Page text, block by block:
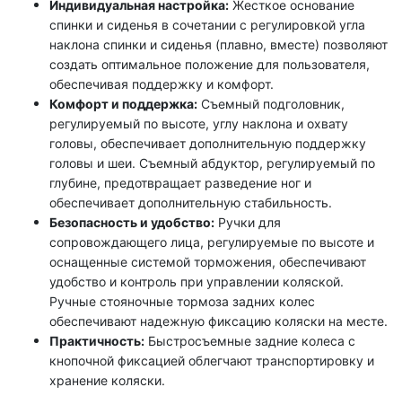
Индивидуальная настройка: Жесткое основание
спинки и сиденья в сочетании с регулировкой угла
наклона спинки и сиденья (плавно, вместе) позволяют
создать оптимальное положение для пользователя,
обеспечивая поддержку и комфорт.
Комфорт и поддержка: Съемный подголовник,
регулируемый по высоте, углу наклона и охвату
головы, обеспечивает дополнительную поддержку
головы и шеи. Съемный абдуктор, регулируемый по
глубине, предотвращает разведение ног и
обеспечивает дополнительную стабильность.
Безопасность и удобство: Ручки для
сопровождающего лица, регулируемые по высоте и
оснащенные системой торможения, обеспечивают
удобство и контроль при управлении коляской.
Ручные стояночные тормоза задних колес
обеспечивают надежную фиксацию коляски на месте.
Практичность: Быстросъемные задние колеса с
кнопочной фиксацией облегчают транспортировку и
хранение коляски.